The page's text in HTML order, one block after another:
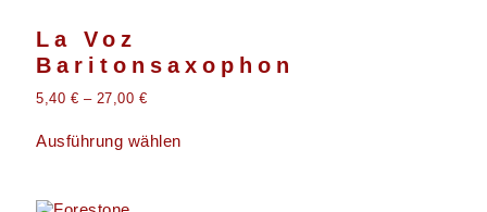
La Voz
Baritonsaxophon
5,40 € – 27,00 €
Ausführung wählen